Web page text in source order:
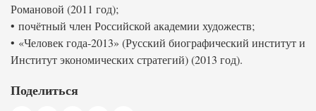
Романовой (2011 год);
• почётный член Российской академии художеств;
• «Человек года-2013» (Русский биографический институт и
Институт экономических стратегий) (2013 год).
Поделиться